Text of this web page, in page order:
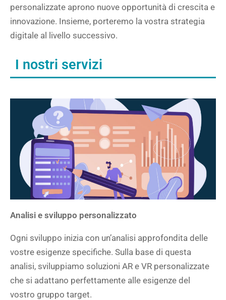
personalizzate aprono nuove opportunità di crescita e
innovazione. Insieme, porteremo la vostra strategia
digitale al livello successivo.
I nostri servizi
Analisi e sviluppo personalizzato
Ogni sviluppo inizia con un’analisi approfondita delle
vostre esigenze specifiche. Sulla base di questa
analisi, sviluppiamo soluzioni AR e VR personalizzate
che si adattano perfettamente alle esigenze del
vostro gruppo target.